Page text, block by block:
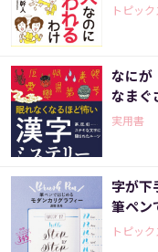
トピッ
なにが
なまぐ
実用書
字が
筆ペン
トピッ